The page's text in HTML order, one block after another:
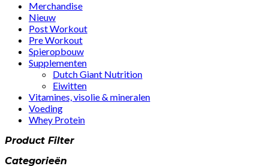
Merchandise
Nieuw
Post Workout
Pre Workout
Spieropbouw
Supplementen
Dutch Giant Nutrition
Eiwitten
Vitamines, visolie & mineralen
Voeding
Whey Protein
Product Filter
Categorieën